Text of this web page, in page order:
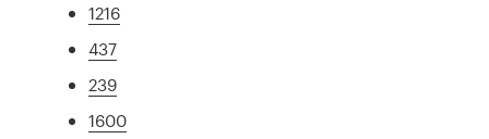
1216
437
239
1600